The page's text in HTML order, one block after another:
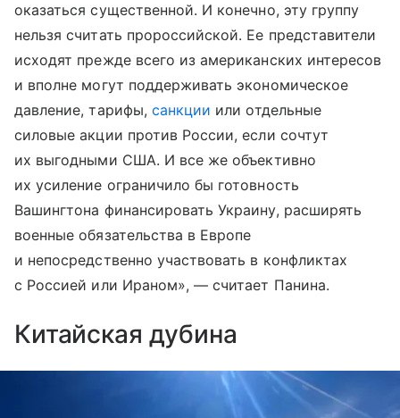
оказаться существенной. И конечно, эту группу
нельзя считать пророссийской. Ее представители
исходят прежде всего из американских интересов
и вполне могут поддерживать экономическое
давление, тарифы, санкции или отдельные
силовые акции против России, если сочтут
их выгодными США. И все же объективно
их усиление ограничило бы готовность
Вашингтона финансировать Украину, расширять
военные обязательства в Европе
и непосредственно участвовать в конфликтах
с Россией или Ираном», — считает Панина.
Китайская дубина